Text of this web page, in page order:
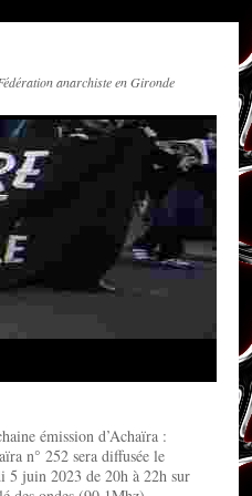
anarchiste en Gironde
émission d’Achaïra :
n° 252 sera diffusée le
5 juin 2023 de 20h à 22h sur